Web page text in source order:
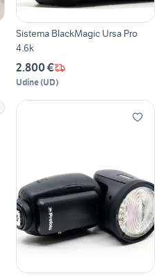
Sistema BlackMagic Ursa Pro
4.6k
2.800 €
Udine(UD)